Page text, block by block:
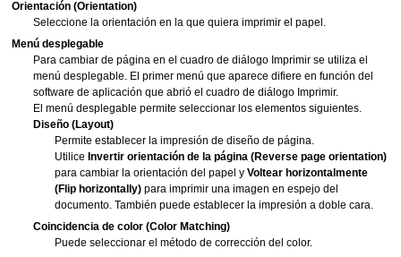
Orientación (Orientation)
Seleccione la orientación en la que quiera imprimir el papel.
Menú desplegable
Para cambiar de página en el cuadro de diálogo Imprimir se utiliza el
menú desplegable. El primer menú que aparece difiere en función del
software de aplicación que abrió el cuadro de diálogo Imprimir.
El menú desplegable permite seleccionar los elementos siguientes.
Diseño (Layout)
Permite establecer la impresión de diseño de página.
Utilice Invertir orientación de la página (Reverse page orientation)
para cambiar la orientación del papel yVoltear horizontalmente
(Flip horizontally) para imprimir una imagen en espejo del
documento. También puede establecer la impresión a doble cara.
Coincidencia de color (Color Matching)
Puede seleccionar el método de corrección del color.